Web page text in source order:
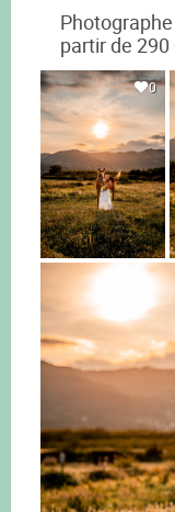
partir de 290
0